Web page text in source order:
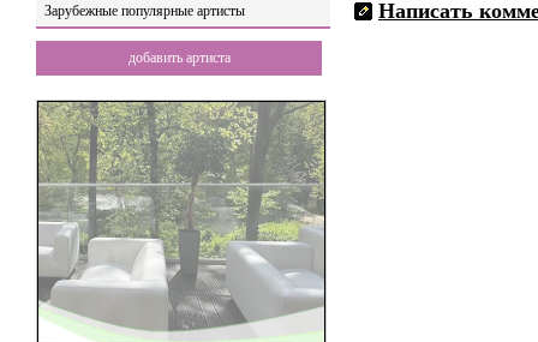
Зарубежные популярные артисты
добавить артиста
Написать